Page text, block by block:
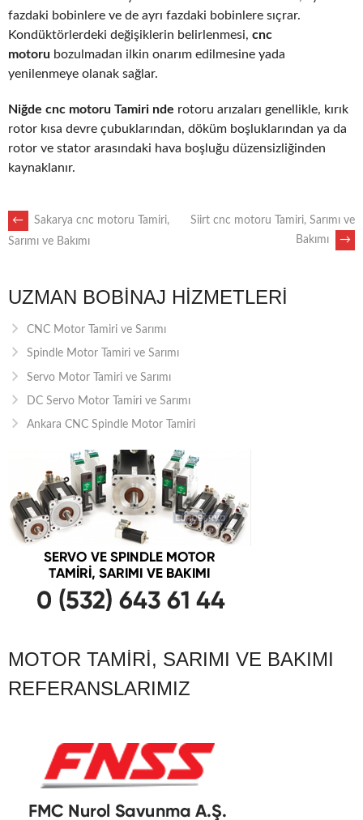
fazdaki bobinlere ve de ayrı fazdaki bobinlere sıçrar.
Kondüktörlerdeki değişiklerin belirlenmesi, cnc
motoru bozulmadan ilkin onarım edilmesine yada
yenilenmeye olanak sağlar.
Niğde cnc motoru Tamiri nde rotoru arızaları genellikle, kırık
rotor kısa devre çubuklarından, döküm boşluklarından ya da
rotor ve stator arasındaki hava boşluğu düzensizliğinden
kaynaklanır.
POST
←
Sakarya cnc motoru Tamiri,
Sarımı ve Bakımı
Siirt cnc motoru Tamiri, Sarımı ve
Bakımı
→
UZMAN BOBINAJ HIZMETLERI
CNC Motor Tamiri ve Sarımı
Spindle Motor Tamiri ve Sarımı
Servo Motor Tamiri ve Sarımı
DC Servo Motor Tamiri ve Sarımı
Ankara CNC Spindle Motor Tamiri
MOTOR TAMIRI, SARIMI VE BAKIMI
REFERANSLARIMIZ